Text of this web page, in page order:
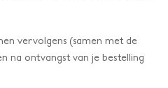
vervolgens (samen met de
na ontvangst van je bestelling